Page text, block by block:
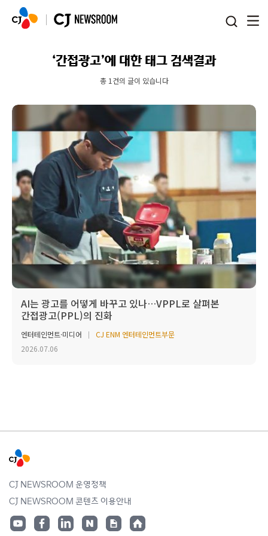
‘간접광고’에 대한 태그 검색결과
총 1건의 글이 있습니다
AI는 광고를 어떻게 바꾸고 있나…VPPL로 살펴본
간접광고(PPL)의 진화
엔터테인먼트·미디어
CJ ENM 엔터테인먼트부문
2026.07.06
CJ NEWSROOM 운영정책
CJ NEWSROOM 콘텐츠 이용안내